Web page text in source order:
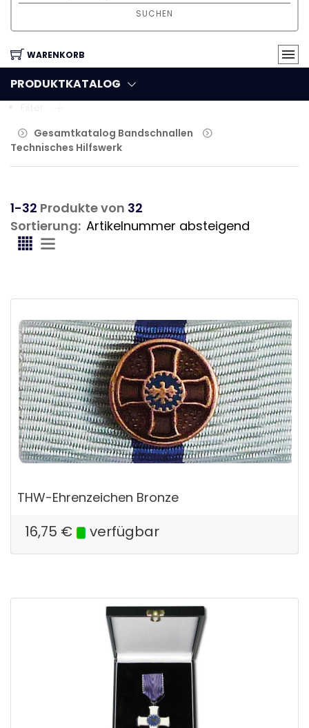
SUCHEN
WARENKORB
PRODUKTKATALOG
Gesamtkatalog Bandschnallen
Technisches Hilfswerk
1-32 Produkte von 32
Sortierung:
THW-Ehrenzeichen Bronze
16,75 € verfügbar